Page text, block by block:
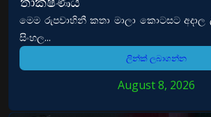
මෙම රුපවාහිනී කතා මාලා කොටසට
සිංහල...
ලින්ක් ලබාගන්න
August 8, 2026